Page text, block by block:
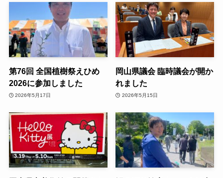
第76回 全国植樹祭えひめ
2026に参加しました
2026年5月17日
岡山県議会 臨時議会が開か
れました
2026年5月15日